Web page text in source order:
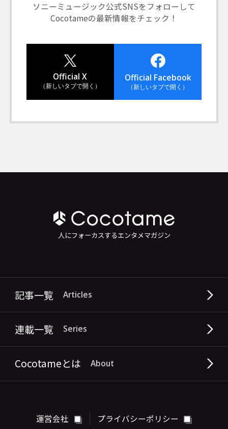
ソニーミュージック公式SNSをフォローして
Cocotameの最新情報をチェック！
Official X
（新しいタブで開く）
Official Facebook
（新しいタブで開く）
人にフォーカスするエンタメマガジン
記事一覧 Articles
連載一覧 Series
Cocotameとは About
運営会社 プライバシーポリシー